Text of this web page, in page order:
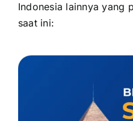
Indonesia lainnya yang
saat ini: